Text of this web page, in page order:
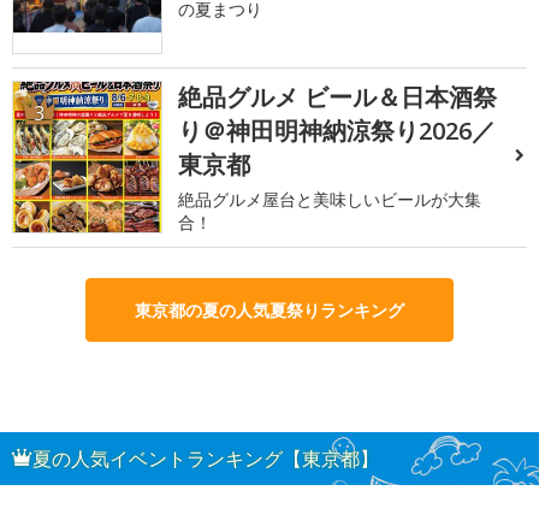
の夏まつり
3
絶品グルメ ビール＆日本酒祭
り＠神田明神納涼祭り2026／
東京都
絶品グルメ屋台と美味しいビールが大集
合！
東京都の夏の人気夏祭りランキング
夏の人気イベントランキング【東京都】